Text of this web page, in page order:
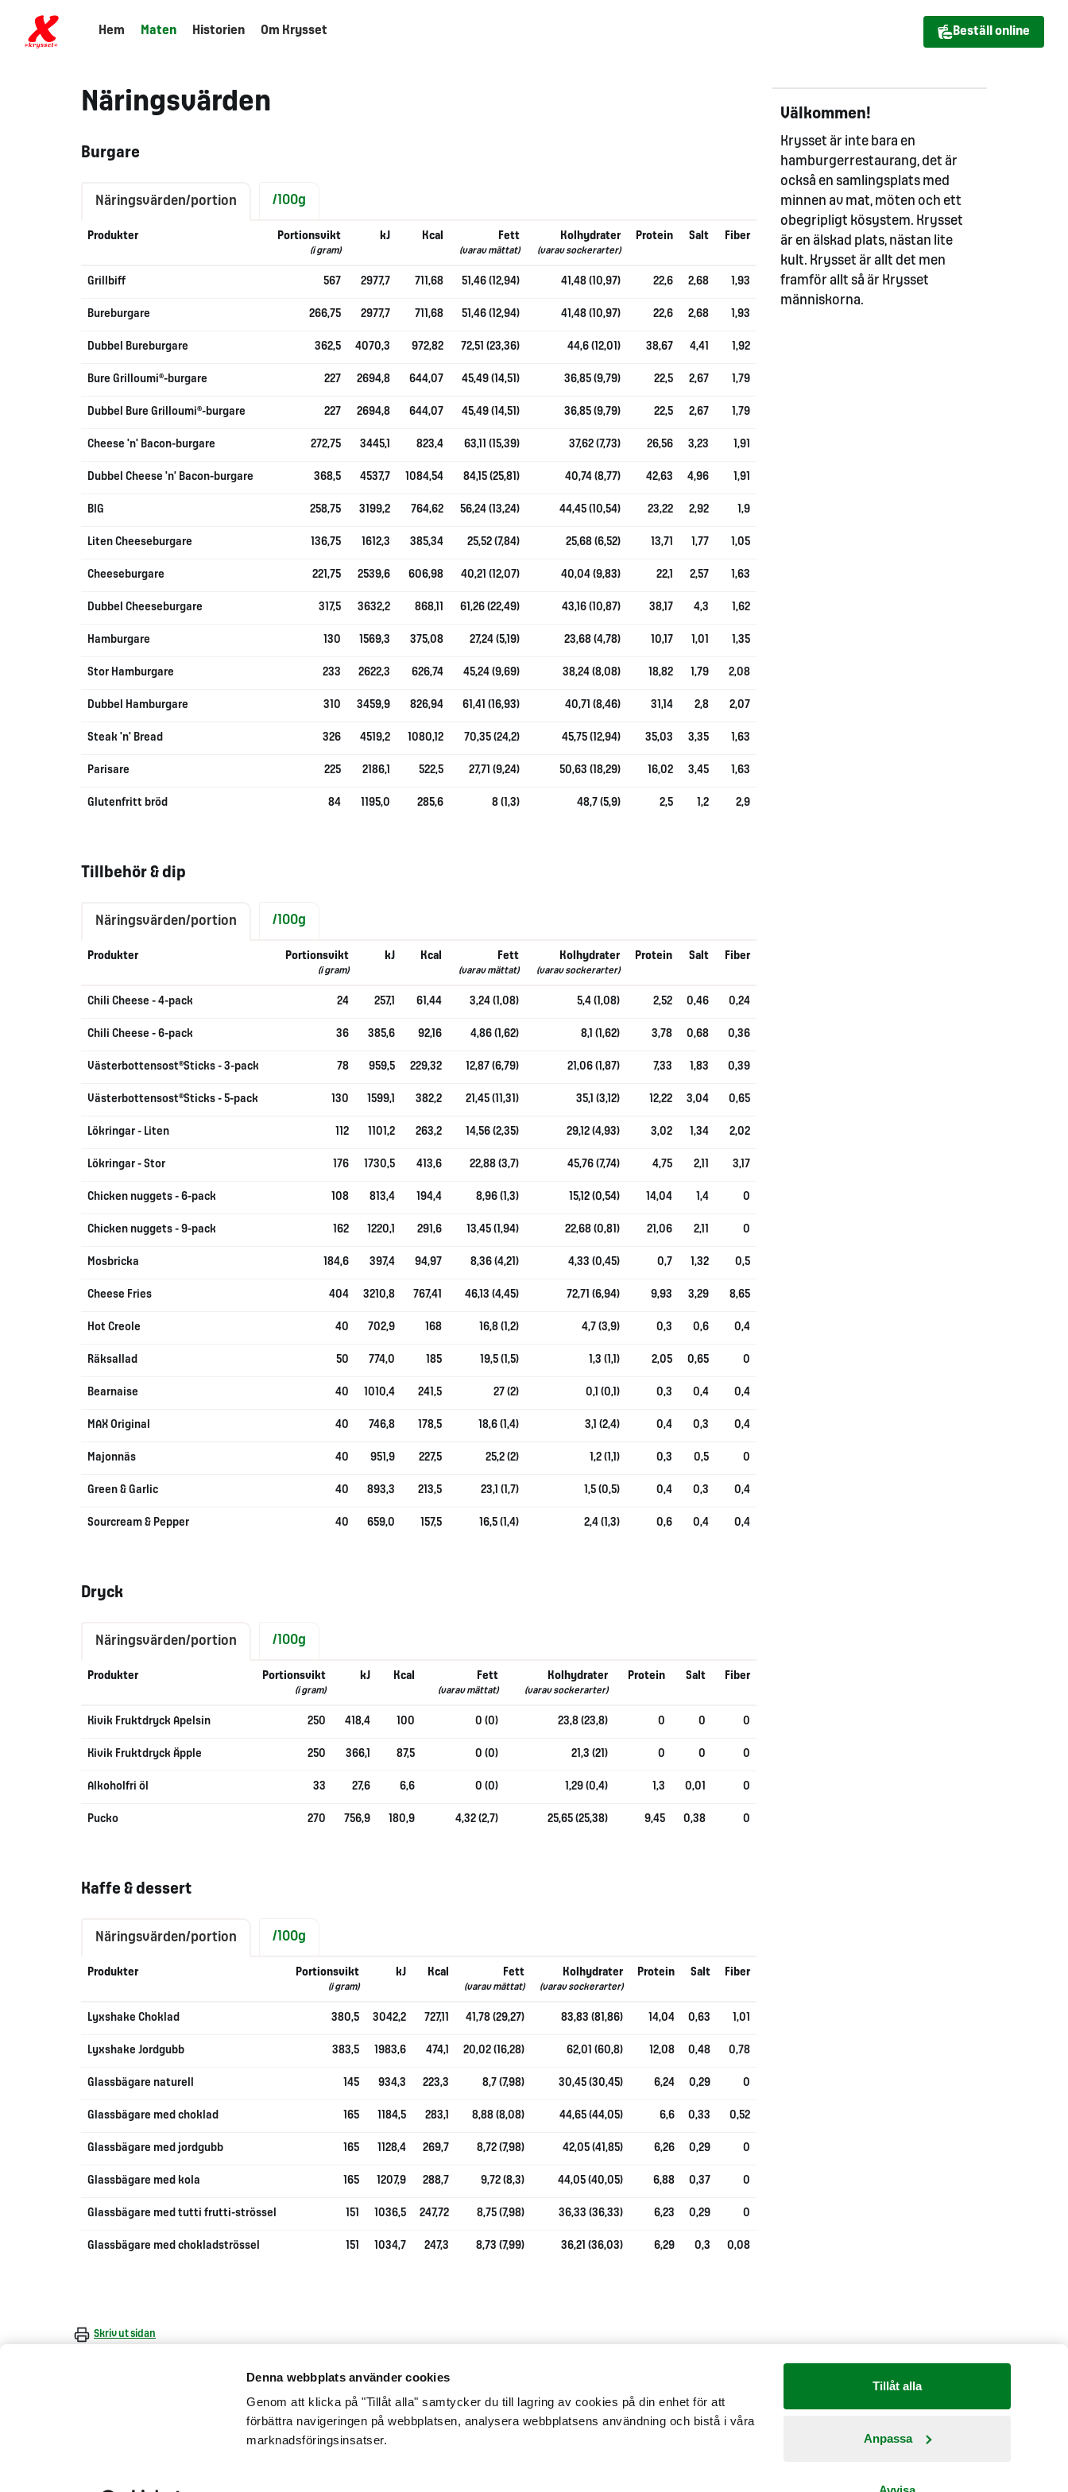
Denna webbplats använder cookies
Genom att klicka på "Tillåt alla" samtycker du till lagring av cookies på din enhet för att
förbättra navigeringen på webbplatsen, analysera webbplatsens användning och bistå i våra
marknadsföringsinsatser.
Tillåt alla
Anpassa
Hem Maten Historien Om Krysset Beställ online
Näringsvärden
Burgare
Näringsvärden/portion /100g
Produkter Portionsvikt
(i gram)
kJ Kcal Fett
(varav mättat)
Kolhydrater
(varav sockerarter)
Protein Salt Fiber
Grillbiff 567 2977,7 711,68 51,46 (12,94) 41,48 (10,97) 22,6 2,68 1,93
Bureburgare 266,75 2977,7 711,68 51,46 (12,94) 41,48 (10,97) 22,6 2,68 1,93
Dubbel Bureburgare 362,5 4070,3 972,82 72,51 (23,36) 44,6 (12,01) 38,67 4,41 1,92
Bure Grilloumi®-burgare 227 2694,8 644,07 45,49 (14,51) 36,85 (9,79) 22,5 2,67 1,79
Dubbel Bure Grilloumi®-burgare 227 2694,8 644,07 45,49 (14,51) 36,85 (9,79) 22,5 2,67 1,79
Cheese 'n' Bacon-burgare 272,75 3445,1 823,4 63,11 (15,39) 37,62 (7,73) 26,56 3,23 1,91
Dubbel Cheese 'n' Bacon-burgare 368,5 4537,7 1084,54 84,15 (25,81) 40,74 (8,77) 42,63 4,96 1,91
BIG 258,75 3199,2 764,62 56,24 (13,24) 44,45 (10,54) 23,22 2,92 1,9
Liten Cheeseburgare 136,75 1612,3 385,34 25,52 (7,84) 25,68 (6,52) 13,71 1,77 1,05
Cheeseburgare 221,75 2539,6 606,98 40,21 (12,07) 40,04 (9,83) 22,1 2,57 1,63
Dubbel Cheeseburgare 317,5 3632,2 868,11 61,26 (22,49) 43,16 (10,87) 38,17 4,3 1,62
Hamburgare 130 1569,3 375,08 27,24 (5,19) 23,68 (4,78) 10,17 1,01 1,35
Stor Hamburgare 233 2622,3 626,74 45,24 (9,69) 38,24 (8,08) 18,82 1,79 2,08
Dubbel Hamburgare 310 3459,9 826,94 61,41 (16,93) 40,71 (8,46) 31,14 2,8 2,07
Steak 'n' Bread 326 4519,2 1080,12 70,35 (24,2) 45,75 (12,94) 35,03 3,35 1,63
Parisare 225 2186,1 522,5 27,71 (9,24) 50,63 (18,29) 16,02 3,45 1,63
Glutenfritt bröd 84 1195,0 285,6 8 (1,3) 48,7 (5,9) 2,5 1,2 2,9
Tillbehör & dip
Näringsvärden/portion /100g
Produkter Portionsvikt
(i gram)
kJ Kcal Fett
(varav mättat)
Kolhydrater
(varav sockerarter)
Protein Salt Fiber
Chili Cheese - 4-pack 24 257,1 61,44 3,24 (1,08) 5,4 (1,08) 2,52 0,46 0,24
Chili Cheese - 6-pack 36 385,6 92,16 4,86 (1,62) 8,1 (1,62) 3,78 0,68 0,36
Västerbottensost®Sticks - 3-pack 78 959,5 229,32 12,87 (6,79) 21,06 (1,87) 7,33 1,83 0,39
Västerbottensost®Sticks - 5-pack 130 1599,1 382,2 21,45 (11,31) 35,1 (3,12) 12,22 3,04 0,65
Lökringar - Liten 112 1101,2 263,2 14,56 (2,35) 29,12 (4,93) 3,02 1,34 2,02
Lökringar - Stor 176 1730,5 413,6 22,88 (3,7) 45,76 (7,74) 4,75 2,11 3,17
Chicken nuggets - 6-pack 108 813,4 194,4 8,96 (1,3) 15,12 (0,54) 14,04 1,4 0
Chicken nuggets - 9-pack 162 1220,1 291,6 13,45 (1,94) 22,68 (0,81) 21,06 2,11 0
Mosbricka 184,6 397,4 94,97 8,36 (4,21) 4,33 (0,45) 0,7 1,32 0,5
Cheese Fries 404 3210,8 767,41 46,13 (4,45) 72,71 (6,94) 9,93 3,29 8,65
Hot Creole 40 702,9 168 16,8 (1,2) 4,7 (3,9) 0,3 0,6 0,4
Räksallad 50 774,0 185 19,5 (1,5) 1,3 (1,1) 2,05 0,65 0
Bearnaise 40 1010,4 241,5 27 (2) 0,1 (0,1) 0,3 0,4 0,4
MAX Original 40 746,8 178,5 18,6 (1,4) 3,1 (2,4) 0,4 0,3 0,4
Majonnäs 40 951,9 227,5 25,2 (2) 1,2 (1,1) 0,3 0,5 0
Green & Garlic 40 893,3 213,5 23,1 (1,7) 1,5 (0,5) 0,4 0,3 0,4
Sourcream & Pepper 40 659,0 157,5 16,5 (1,4) 2,4 (1,3) 0,6 0,4 0,4
Dryck
Näringsvärden/portion /100g
Produkter Portionsvikt
(i gram)
kJ Kcal Fett
(varav mättat)
Kolhydrater
(varav sockerarter)
Protein Salt Fiber
Kivik Fruktdryck Apelsin 250 418,4 100 0 (0) 23,8 (23,8) 0 0 0
Kivik Fruktdryck Äpple 250 366,1 87,5 0 (0) 21,3 (21) 0 0 0
Alkoholfri öl 33 27,6 6,6 0 (0) 1,29 (0,4) 1,3 0,01 0
Pucko 270 756,9 180,9 4,32 (2,7) 25,65 (25,38) 9,45 0,38 0
Kaffe & dessert
Näringsvärden/portion /100g
Produkter Portionsvikt
(i gram)
kJ Kcal Fett
(varav mättat)
Kolhydrater
(varav sockerarter)
Protein Salt Fiber
Lyxshake Choklad 380,5 3042,2 727,11 41,78 (29,27) 83,83 (81,86) 14,04 0,63 1,01
Lyxshake Jordgubb 383,5 1983,6 474,1 20,02 (16,28) 62,01 (60,8) 12,08 0,48 0,78
Glassbägare naturell 145 934,3 223,3 8,7 (7,98) 30,45 (30,45) 6,24 0,29 0
Glassbägare med choklad 165 1184,5 283,1 8,88 (8,08) 44,65 (44,05) 6,6 0,33 0,52
Glassbägare med jordgubb 165 1128,4 269,7 8,72 (7,98) 42,05 (41,85) 6,26 0,29 0
Glassbägare med kola 165 1207,9 288,7 9,72 (8,3) 44,05 (40,05) 6,88 0,37 0
Glassbägare med tutti frutti-strössel 151 1036,5 247,72 8,75 (7,98) 36,33 (36,33) 6,23 0,29 0
Glassbägare med chokladströssel 151 1034,7 247,3 8,73 (7,99) 36,21 (36,03) 6,29 0,3 0,08
Skriv ut sidan
Välkommen!
Krysset är inte bara en
hamburgerrestaurang, det är
också en samlingsplats med
minnen av mat, möten och ett
obegripligt kösystem. Krysset
är en älskad plats, nästan lite
kult. Krysset är allt det men
framför allt så är Krysset
människorna.